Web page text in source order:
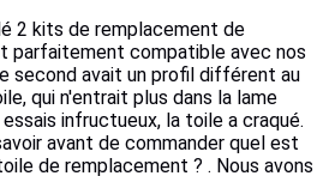
2 kits de remplacement de
parfaitement compatible avec nos
second avait un profil différent au
qui n'entrait plus dans la lame
infructueux, la toile a craqué.
avant de commander quel est
de remplacement ? . Nous avons